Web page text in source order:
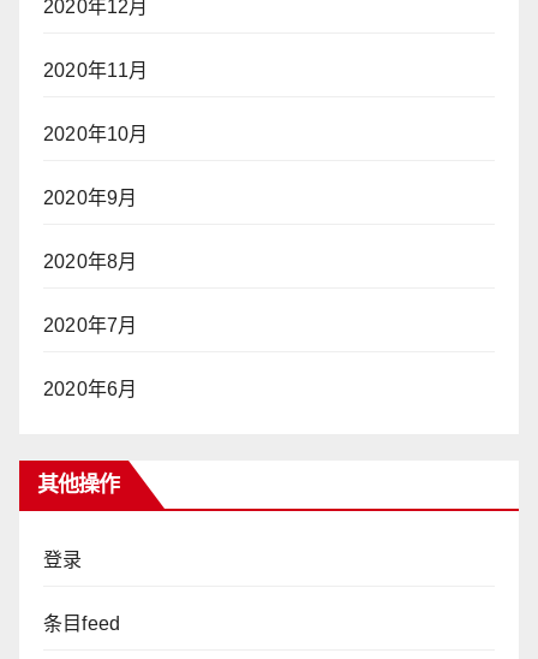
2020年12月
2020年11月
2020年10月
2020年9月
2020年8月
2020年7月
2020年6月
其他操作
登录
条目feed